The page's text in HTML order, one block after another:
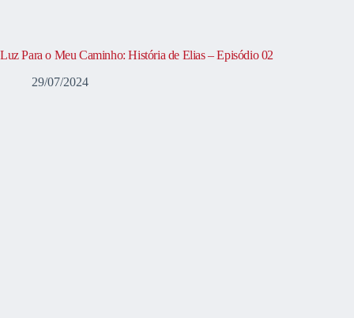
Luz Para o Meu Caminho: História de Elias – Episódio 02
29/07/2024